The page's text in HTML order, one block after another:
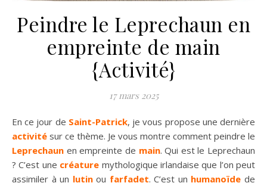
Peindre le Leprechaun en
empreinte de main
{Activité}
17 mars 2025
En ce jour de Saint-Patrick, je vous propose une dernière
activité sur ce thème. Je vous montre comment peindre le
Leprechaun en empreinte de main. Qui est le Leprechaun
? C’est une créature mythologique irlandaise que l’on peut
assimiler à un lutinou farfadet. C’est un humanoïde de